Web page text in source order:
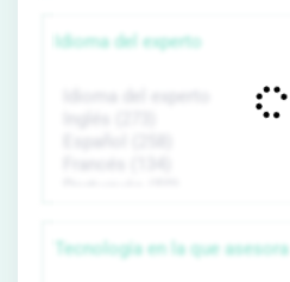
Idioma del experto
Tecnología en la que asesora